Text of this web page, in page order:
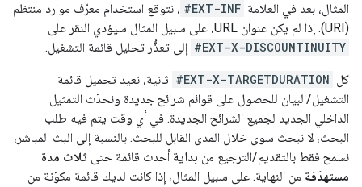
المثال، بعد في العلامة #EXT-INF ، نتوقع استخدام معرّف موارد منتظم
(URI). إذا لم يكن عنوان URL، على سبيل المثال سيؤدي النقر على
#EXT-X-DISCOUNTINUITY إلى تعذُّر تحليل قائمة التشغيل.
كل #EXT-X-TARGETDURATION ثانية، نعيد تحميل قائمة
التشغيل/البيان للحصول على قوائم شرائح جديدة ونحدّث التمثيل
الداخلي الجديد لجميع الشرائح الجديدة. في أي وقت يتم فيه طلب
البحث، لا نبحث سوى خلال المدى القابل للبحث. بالنسبة إلى البث المباشر،
نسمح فقط بالتقديم/الترجيع من بداية أحدث قائمة حتى ثلاث مدة
مستهدَفة من النهاية. على سبيل المثال، إذا كانت لديك قائمة مكوّنة من